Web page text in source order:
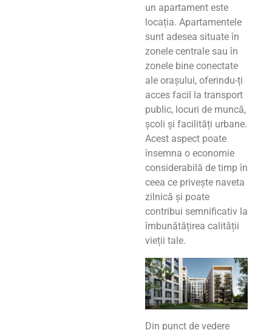
un apartament este
locația. Apartamentele
sunt adesea situate în
zonele centrale sau în
zonele bine conectate
ale orașului, oferindu-ți
acces facil la transport
public, locuri de muncă,
școli și facilități urbane.
Acest aspect poate
însemna o economie
considerabilă de timp în
ceea ce privește naveta
zilnică și poate
contribui semnificativ la
îmbunătățirea calității
vieții tale.
Din punct de vedere